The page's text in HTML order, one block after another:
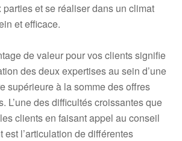
et se réaliser dans un climat
et efficace.
de valeur pour vos clients signifie
des deux expertises au sein d’une
supérieure à la somme des offres
L’une des difficultés croissantes que
clients en faisant appel au conseil
est l’articulation de différentes